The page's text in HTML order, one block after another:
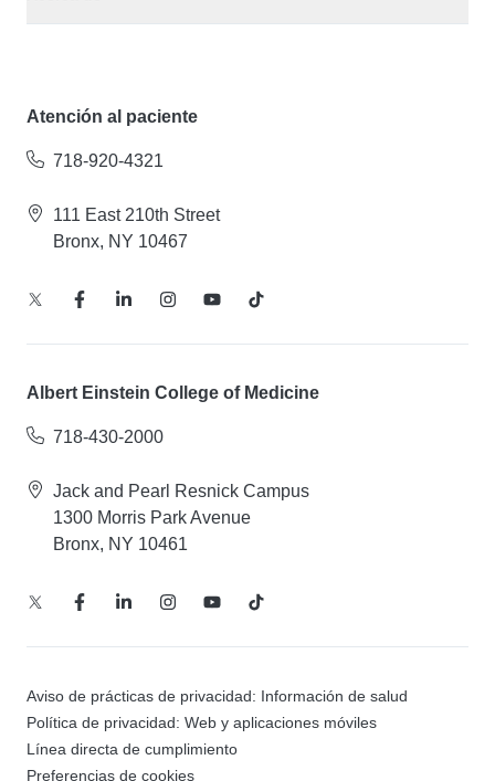
Atención al paciente
718-920-4321
111 East 210th Street
Bronx, NY 10467
Albert Einstein College of Medicine
718-430-2000
Jack and Pearl Resnick Campus
1300 Morris Park Avenue
Bronx, NY 10461
Aviso de prácticas de privacidad: Información de salud
Política de privacidad: Web y aplicaciones móviles
Línea directa de cumplimiento
Preferencias de cookies